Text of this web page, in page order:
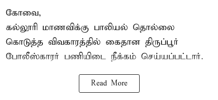
கோவை,
கல்லூரி மாணவிக்கு பாலியல் தொல்லை
கொடுத்த விவகாரத்தில் கைதான திருப்பூர்
போலீஸ்காரர் பணியிடை நீக்கம் செய்யப்பட்டார்.
Read More